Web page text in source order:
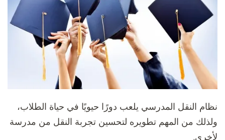
نظام النقل المدرسي يلعب دورًا حيويًا في حياة الطلاب،
ولذلك من المهم تطويره لتحسين تجربة النقل من مدرسة
لأخرى.